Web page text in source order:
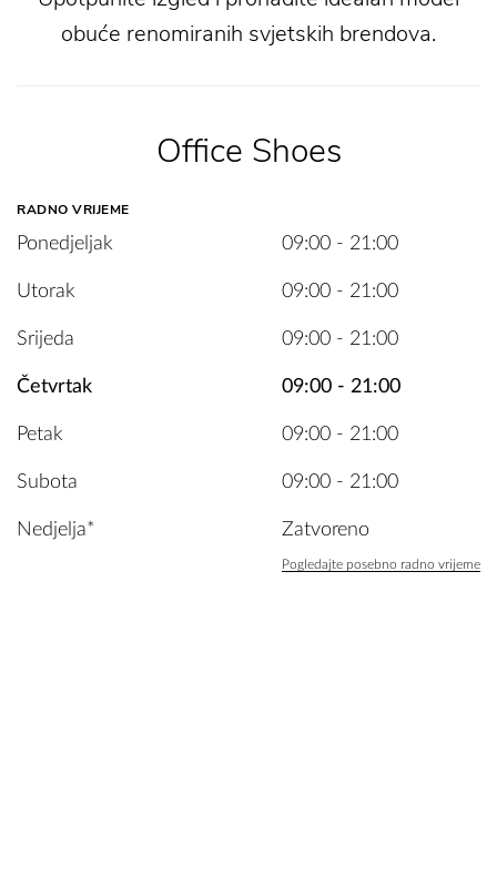
obuće renomiranih svjetskih brendova.
Office Shoes
RADNO VRIJEME
Ponedjeljak 09:00 - 21:00
Utorak 09:00 - 21:00
Srijeda 09:00 - 21:00
Četvrtak 09:00 - 21:00
Petak 09:00 - 21:00
Subota 09:00 - 21:00
Nedjelja* Zatvoreno
Pogledajte posebno radno vrijeme